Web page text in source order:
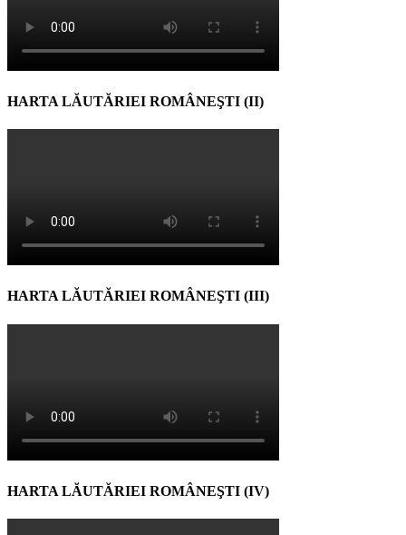
HARTA LĂUTĂRIEI ROMÂNEŞTI (II)
HARTA LĂUTĂRIEI ROMÂNEŞTI (III)
HARTA LĂUTĂRIEI ROMÂNEŞTI (IV)